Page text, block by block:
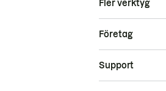
Fler verktyg
Företag
Support